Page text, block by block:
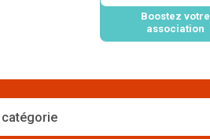
Boostez votre
association